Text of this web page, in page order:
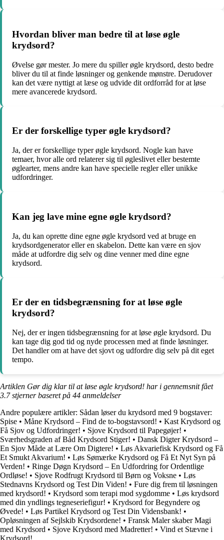
Hvordan bliver man bedre til at løse øgle
krydsord?
Øvelse gør mester. Jo mere du spiller øgle krydsord, desto bedre
bliver du til at finde løsninger og genkende mønstre. Derudover
kan det være nyttigt at læse og udvide dit ordforråd for at løse
mere avancerede krydsord.
Er der forskellige typer øgle krydsord?
Ja, der er forskellige typer øgle krydsord. Nogle kan have
temaer, hvor alle ord relaterer sig til øgleslivet eller bestemte
øglearter, mens andre kan have specielle regler eller unikke
udfordringer.
Kan jeg lave mine egne øgle krydsord?
Ja, du kan oprette dine egne øgle krydsord ved at bruge en
krydsordgenerator eller en skabelon. Dette kan være en sjov
måde at udfordre dig selv og dine venner med dine egne
krydsord.
Er der en tidsbegrænsning for at løse øgle
krydsord?
Nej, der er ingen tidsbegrænsning for at løse øgle krydsord. Du
kan tage dig god tid og nyde processen med at finde løsninger.
Det handler om at have det sjovt og udfordre dig selv på dit eget
tempo.
Artiklen Gør dig klar til at løse øgle krydsord! har i gennemsnit fået
3.7stjerner baseret på 44 anmeldelser
Andre populære artikler: Sådan løser du krydsord med 9 bogstaver:
Spise • Måne Krydsord – Find de to-bogstavsord! • Kast Krydsord og
Få Sjov og Udfordringer! • Sjove Krydsord til Papegøjer! •
Sværhedsgraden af Båd Krydsord Stiger! • Dansk Digter Krydsord –
En Sjov Måde at Lære Om Digtere! • Løs Akvariefisk Krydsord og Få
Et Smukt Akvarium! • Løs Sømærke Krydsord og Få Et Nyt Syn på
Verden! • Ringe Døgn Krydsord – En Udfordring for Ordentlige
Ordløse! • Sjove Rodfrugt Krydsord til Børn og Voksne • Løs
Stednavns Krydsord og Test Din Viden! • Fure dig frem til løsningen
med krydsord! • Krydsord som terapi mod sygdomme • Løs krydsord
med din yndlings tegneseriefigur! • Krydsord for Begyndere og
Øvede! • Løs Partikel Krydsord og Test Din Vidensbank! •
Opløsningen af Sejlskib Krydsordene! • Fransk Maler skaber Magi
med Krydsord • Sjove Krydsord med Madretter! • Vind et Stævne i
Krydsord!